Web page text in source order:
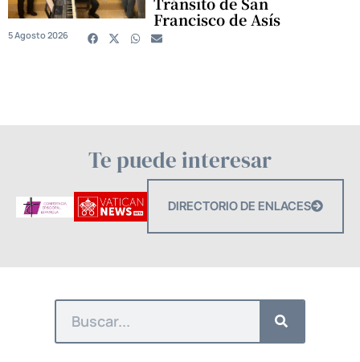
Francisco de Asís
5 Agosto 2026
Te puede interesar
DIRECTORIO DE ENLACES